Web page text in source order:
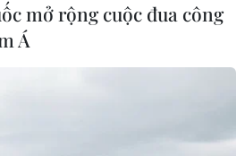
do Bộ Thông tin và Truyền thông
mở rộng cuộc đua công
Á